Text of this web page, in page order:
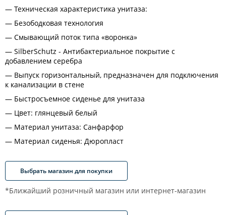
Техническая характеристика унитаза:
Безободковая технология
Смывающий поток типа «воронка»
SilberSchutz - Антибактериальное покрытие c
добавлением серебра
Выпуск горизонтальный, предназначен для подключения
к канализации в стене
Быстросъемное сиденье для унитаза
Цвет: глянцевый белый
Материал унитаза: Санфарфор
Материал сиденья: Дюропласт
Выбрать магазин для покупки
*Ближайший розничный магазин или интернет-магазин